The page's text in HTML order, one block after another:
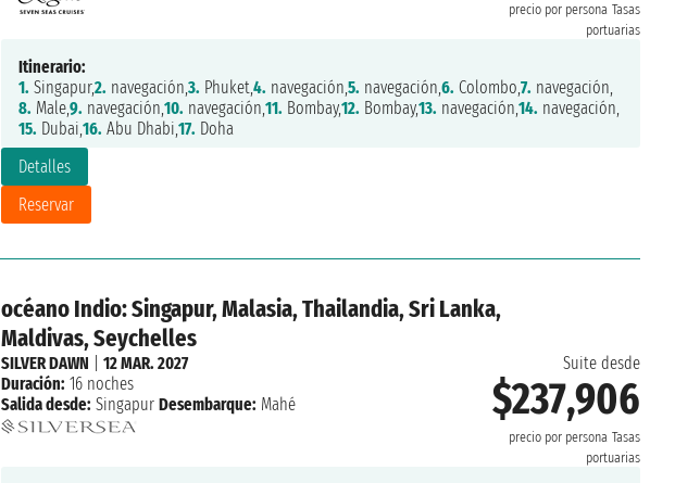
precio por persona Tasas
portuarias
Detalles
Reservar
Itinerario:
1. Singapur,2. navegación,3. Phuket,4. navegación,5. navegación,6. Colombo,7. navegación,
8. Male,9. navegación,10. navegación,11. Bombay,12. Bombay,13. navegación,14. navegación,
15. Dubai,16. Abu Dhabi,17. Doha
océano Indio: Singapur, Malasia, Thailandia, Sri Lanka,
Maldivas, Seychelles
Suite desde
$237,906
precio por persona Tasas
portuarias
SILVER DAWN
12 MAR. 2027
Duración: 16 noches
Salida desde: Singapur Desembarque: Mahé